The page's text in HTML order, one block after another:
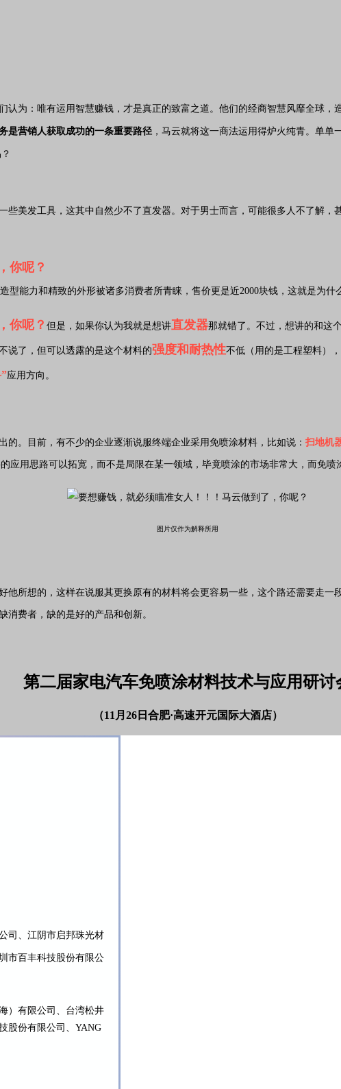
认为：唯有运用智慧赚钱，才是真正的致富之道。他们的经商智慧风靡全球
是营销人获取成功的一条重要路径 ，马云就将这一商法运用得炉火纯青。单单
些美发工具，这其中自然少不了直发器。对于男士而言，可能很多人不了解
型能力和精致的外形被诸多消费者所青睐，售价更是近2000块钱，这就是为什
但是，如果你认为我就是想讲直发器那就错了。不过，想讲的和这
说了，但可以透露的是这个材料的强度和耐热性不低（用的是工程塑料）
应用方向。
。目前，有不少的企业逐渐说服终端企业采用免喷涂材料，比如说： 扫地机
应用思路可以拓宽，而不是局限在某一领域，毕竟喷涂的市场非常大，而免喷
图片仅作为解释所用
他所想的，这样在说服其更换原有的材料将会更容易一些，这个路还需要走
费者，缺的是好的产品和创新。
第二届家电汽车免喷涂材料技术与应用研讨
（11月26日合肥·高速开元国际大酒店）
司、江阴市启邦珠光材
市百丰科技股份有限公
）有限公司、台湾松井
股份有限公司、YANG